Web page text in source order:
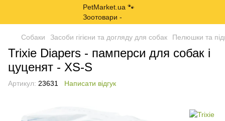
Собаки Засоби гігієни та догляду для собак Пелюшки та
Trixie Diapers - памперси для собак і
цуценят - XS-S
Артикул: 23631 Написати відгук